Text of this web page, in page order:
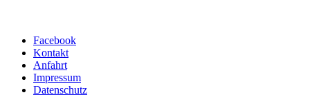
Facebook
Kontakt
Anfahrt
Impressum
Datenschutz